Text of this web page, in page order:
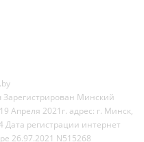
Минский
Апреля 2021г. адрес: г. Минск,
Дата регистрации интернет
26.97.2021 N515268